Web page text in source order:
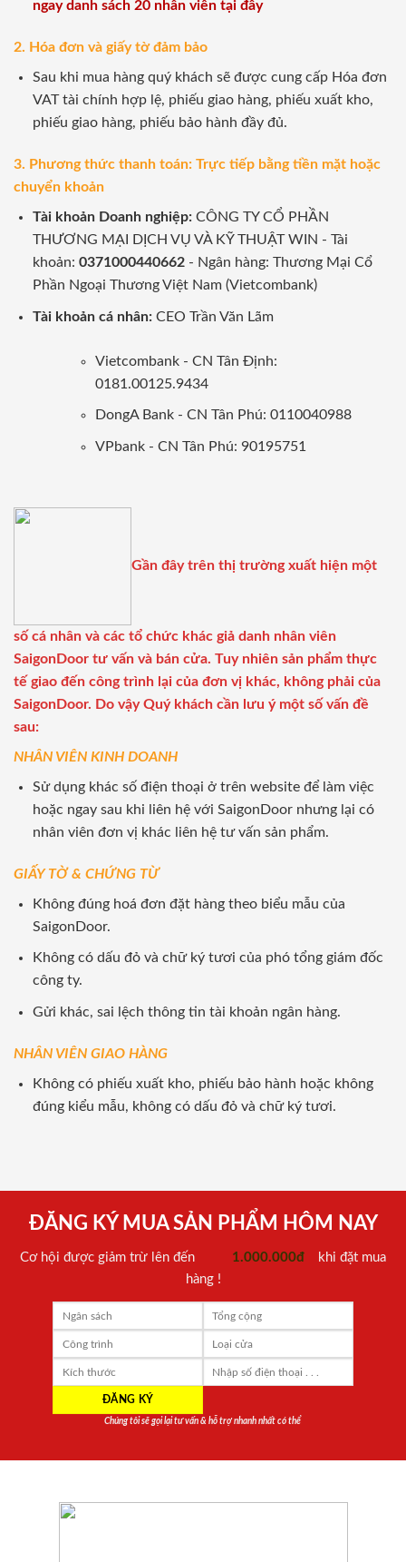
ngay danh sách 20 nhân viên tại đây
2. Hóa đơn và giấy tờ đảm bảo
Sau khi mua hàng quý khách sẽ được cung cấp Hóa đơn
VAT tài chính hợp lệ, phiếu giao hàng, phiếu xuất kho,
phiếu giao hàng, phiếu bảo hành đầy đủ.
3. Phương thức thanh toán: Trực tiếp bằng tiền mặt hoặc
chuyển khoản
Tài khoản Doanh nghiệp:CÔNG TY CỔ PHẦN
THƯƠNG MẠI DỊCH VỤ VÀ KỸ THUẬT WIN - Tài
khoản: 0371000440662- Ngân hàng: Thương Mại Cổ
Phần Ngoại Thương Việt Nam (Vietcombank)
Tài khoản cá nhân: CEO Trần Văn Lãm
Vietcombank - CN Tân Định:
0181.00125.9434
DongA Bank - CN Tân Phú: 0110040988
VPbank - CN Tân Phú: 90195751
Gần đây trên thị trường xuất hiện một
số cá nhân và các tổ chức khác giả danh nhân viên
SaigonDoor tư vấn và bán cửa. Tuy nhiên sản phẩm thực
tế giao đến công trình lại của đơn vị khác, không phải của
SaigonDoor. Do vậy Quý khách cần lưu ý một số vấn đề
sau:
NHÂN VIÊN KINH DOANH
Sử dụng khác số điện thoại ở trên website để làm việc
hoặc ngay sau khi liên hệ với SaigonDoor nhưng lại có
nhân viên đơn vị khác liên hệ tư vấn sản phẩm.
GIẤY TỜ & CHỨNG TỪ
Không đúng hoá đơn đặt hàng theo biểu mẫu của
SaigonDoor.
Không có dấu đỏ và chữ ký tươi của phó tổng giám đốc
công ty.
Gửi khác, sai lệch thông tin tài khoản ngân hàng.
NHÂN VIÊN GIAO HÀNG
Không có phiếu xuất kho, phiếu bảo hành hoặc không
đúng kiểu mẫu, không có dấu đỏ và chữ ký tươi.
ĐĂNG KÝ MUA SẢN PHẨM HÔM NAY
Cơ hội được giảm trừ lên đến 1.000.000đ
khi đặt mua
hàng !
Chúng tôi sẽ gọi lại tư vấn & hỗ trợ nhanh nhất có thể